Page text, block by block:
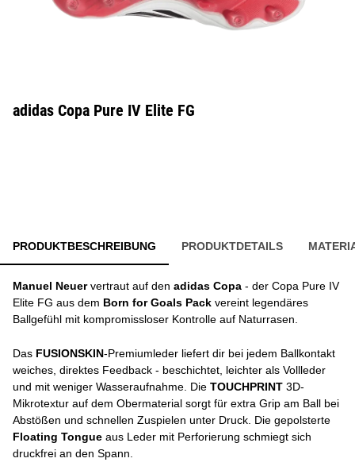
adidas Copa Pure IV Elite FG
PRODUKTBESCHREIBUNG PRODUKTDETAILS
Manuel Neuervertraut auf den adidas Copa - der Copa Pure IV
Elite FG aus dem Born for Goals Pack vereint legendäres
Ballgefühl mit kompromissloser Kontrolle auf Naturrasen.
Das FUSIONSKIN-Premiumleder liefert dir bei jedem Ballkontakt
weiches, direktes Feedback - beschichtet, leichter als Vollleder
und mit weniger Wasseraufnahme. Die TOUCHPRINT 3D-
Mikrotextur auf dem Obermaterial sorgt für extra Grip am Ball bei
Abstößen und schnellen Zuspielen unter Druck. Die gepolsterte
Floating Tongue aus Leder mit Perforierung schmiegt sich
druckfrei an den Spann.